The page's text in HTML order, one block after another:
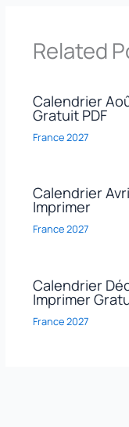
Related
Calendrier
Gratuit PDF
France 2027
Calendrier
Imprimer
France 2027
Calendrier
Imprimer
France 2027